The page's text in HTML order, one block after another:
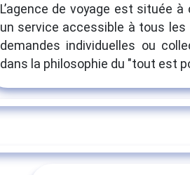
L’agence de voyage est située à
un service accessible à tous
demandes individuelles ou
dans la philosophie du "tout est